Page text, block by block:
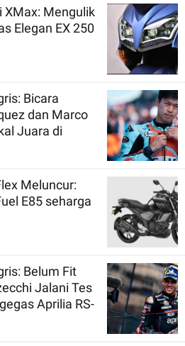
XMax: Mengulik
Elegan EX 250
Bicara
dan Marco
Juara di
Meluncur:
E85 seharga
Belum Fit
Jalani Tes
Aprilia RS-